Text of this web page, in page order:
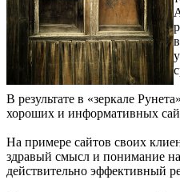
В результате в «зеркале
хороших и информативных
На примере сайтов своих
здравый смысл и понимание
действительно эффективный